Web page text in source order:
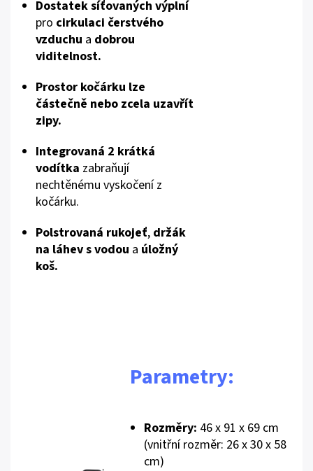
Dostatek síťovaných výplní
pro cirkulaci čerstvého
vzduchu a dobrou
viditelnost.
Prostor kočárku lze
částečně nebo zcela uzavřít
zipy.
Integrovaná 2 krátká
vodítka zabraňují
nechtěnému vyskočení z
kočárku.
Polstrovaná rukojeť, držák
na láhev s vodou a úložný
koš.
Parametry:
Rozměry: 46 x 91 x 69 cm
(vnitřní rozměr: 26 x 30 x 58
cm)